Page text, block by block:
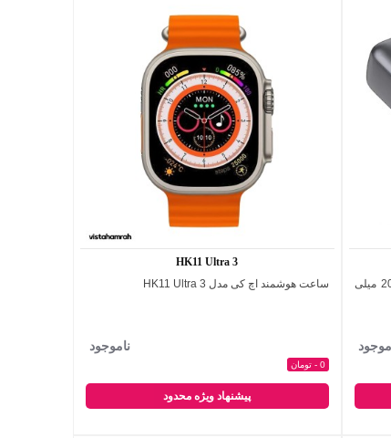
پاوربانک کیو سی وای PB20A ظرفیت 20000 میلی
اضافه به مقایسه
HK11 Ultra 3
ساعت هوشمند اچ کی مدل HK11 Ultra 3
ناموجود
0 - تومان
پیشنهاد ویژه محدود